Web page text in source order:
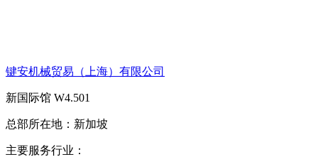
键安机械贸易（上海）有限公司
新国际馆 W4.501
总部所在地： 新加坡
主要服务行业：